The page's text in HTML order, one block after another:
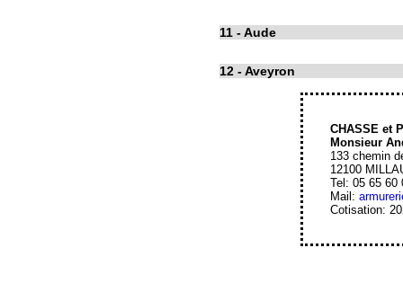
11 - Aude
12 - Aveyron
CHASSE et
Monsieur
133 chemin
12100
Tel: 05 65 60
Mail:
Cotisation: